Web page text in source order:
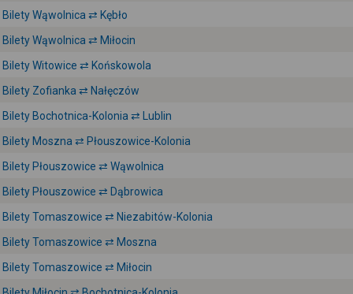
Bilety Wąwolnica ⇄ Kębło
Bilety Wąwolnica ⇄ Miłocin
Bilety Witowice ⇄ Końskowola
Bilety Zofianka ⇄ Nałęczów
Bilety Bochotnica-Kolonia ⇄ Lublin
Bilety Moszna ⇄ Płouszowice-Kolonia
Bilety Płouszowice ⇄ Wąwolnica
Bilety Płouszowice ⇄ Dąbrowica
Bilety Tomaszowice ⇄ Niezabitów-Kolonia
Bilety Tomaszowice ⇄ Moszna
Bilety Tomaszowice ⇄ Miłocin